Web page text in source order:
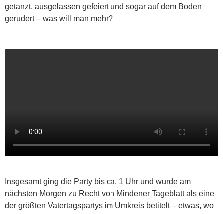
getanzt, ausgelassen gefeiert und sogar auf dem Boden
gerudert – was will man mehr?
Insgesamt ging die Party bis ca. 1 Uhr und wurde am
nächsten Morgen zu Recht von Mindener Tageblatt als eine
der größten Vatertagspartys im Umkreis betitelt – etwas, wo